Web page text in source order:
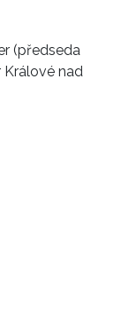
(předseda
Králové nad